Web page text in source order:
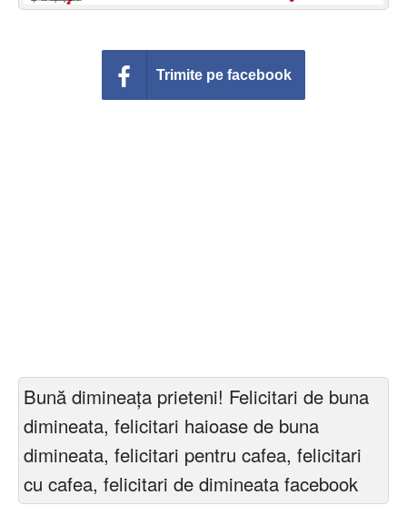
Invitatii personalizate
Trimite pe facebook
Bună dimineața prieteni! Felicitari de buna
dimineata, felicitari haioase de buna
dimineata, felicitari pentru cafea, felicitari
cu cafea, felicitari de dimineata facebook